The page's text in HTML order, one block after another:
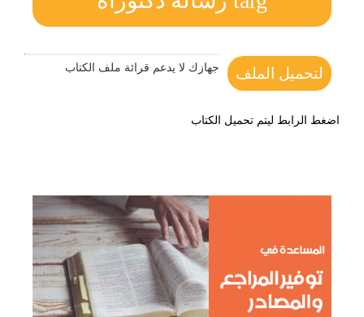
لتحميل الملف جهازك لا يدعم قرائة ملف الكتاب
اضغط الرابط ليتم تحميل الكتاب